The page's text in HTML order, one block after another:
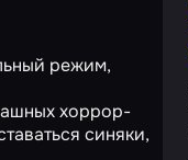
режим,
хоррор-
синяки,